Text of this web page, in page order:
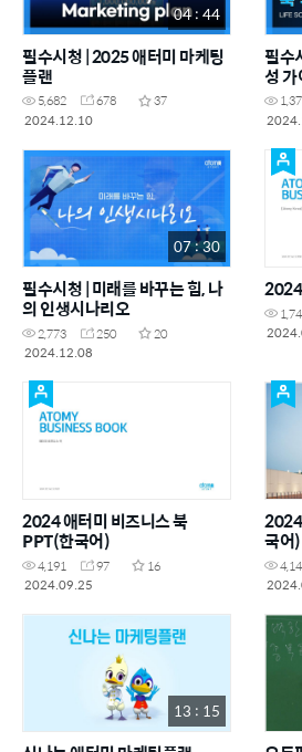
04 : 44
필수시청 | 2025 애터미 마케팅
플랜
5,682 678
37
2024.12.10
필수
성
07 : 30
필수시청 | 미래를 바꾸는 힘, 나
의 인생시나리오
2,773 250
20
2024.12.08
2024 애터미 비즈니스 북
PPT(한국어)
4,191 97
16
2024.09.25
2024
국어)
13 : 15